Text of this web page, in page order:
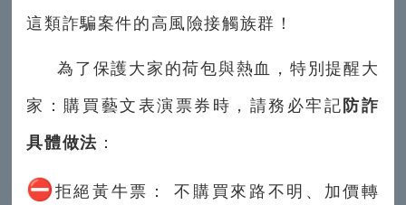
這類詐騙案件的高風險接觸族群！
為了保護大家的荷包與熱血，特別提醒大
家：購買藝文表演票券時，請務必牢記 防詐
具體做法 ：
⛔拒絕黃牛票： 不購買來路不明、加價轉